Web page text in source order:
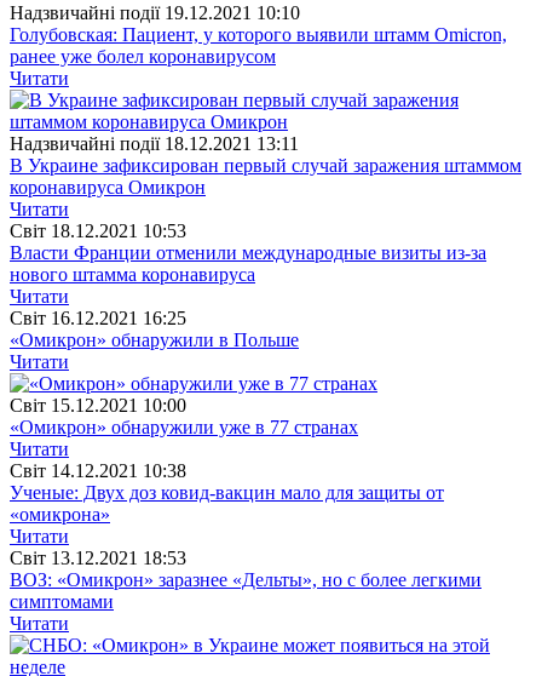
Надзвичайні події 19.12.2021 10:10
Голубовская: Пациент, у которого выявили штамм Omicron,
ранее уже болел коронавирусом
Читати
Надзвичайні події 18.12.2021 13:11
В Украине зафиксирован первый случай заражения штаммом
коронавируса Омикрон
Читати
Свiт 18.12.2021 10:53
Власти Франции отменили международные визиты из-за
нового штамма коронавируса
Читати
Свiт 16.12.2021 16:25
«Омикрон» обнаружили в Польше
Читати
Свiт 15.12.2021 10:00
«Омикрон» обнаружили уже в 77 странах
Читати
Свiт 14.12.2021 10:38
Ученые: Двух доз ковид-вакцин мало для защиты от
«омикрона»
Читати
Свiт 13.12.2021 18:53
ВОЗ: «Омикрон» заразнее «Дельты», но с более легкими
симптомами
Читати